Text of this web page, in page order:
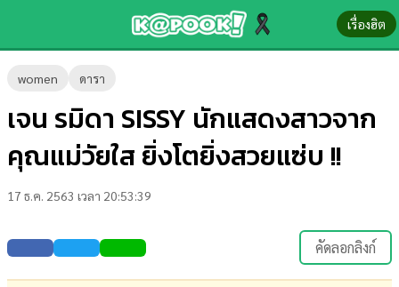
เรื่องฮิต
women ดารา
เจน รมิดา SISSY นักแสดงสาวจาก
คุณแม่วัยใส ยิ่งโตยิ่งสวยแซ่บ !!
17 ธ.ค. 2563 เวลา 20:53:39
คัดลอกลิงก์
ข่าว-
ความ
รู้
บันเทิง
ตรวจ